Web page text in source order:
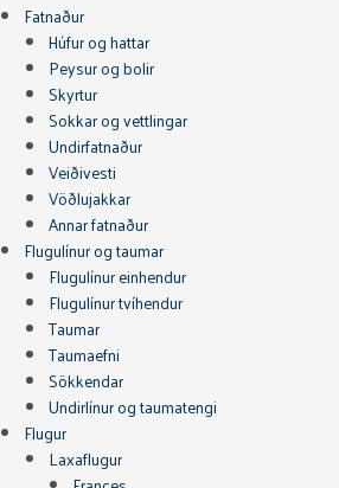
Fatnaður
Húfur og hattar
Peysur og bolir
Skyrtur
Sokkar og vettlingar
Undirfatnaður
Veiðivesti
Vöðlujakkar
Annar fatnaður
Flugulínur og taumar
Flugulínur einhendur
Flugulínur tvíhendur
Taumar
Taumaefni
Sökkendar
Undirlínur og taumatengi
Flugur
Laxaflugur